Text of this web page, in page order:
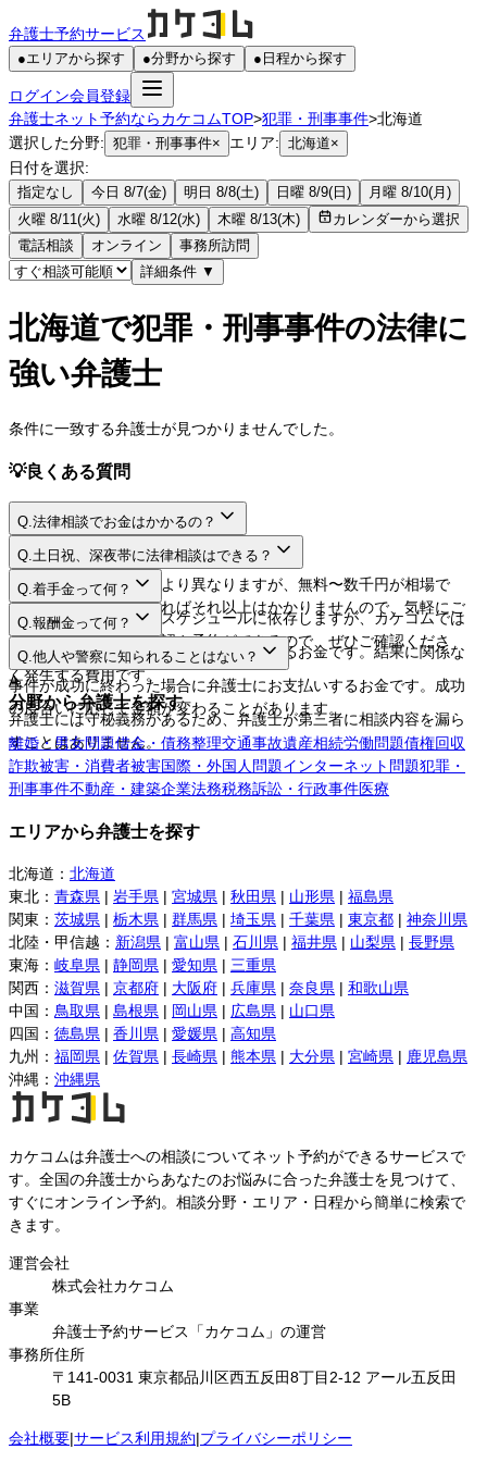
弁護士予約サービス
●エリアから探す ●分野から探す ● 日程から探す
ログイン会員登録
弁護士ネット予約ならカケコムTOP>犯罪・刑事事件>北海道
選択した分野: 犯罪・刑事事件× エリア: 北海道×
日付を選択:
指定なし 今日 8/7(金) 明日 8/8(土) 日曜 8/9(日)
月曜 8/10(月)
火曜 8/11(火)
水曜 8/12(水) 木曜 8/13(木)
カレンダーから選択
電話相談
オンライン
事務所訪問
詳細条件 ▼
北海道で犯罪・刑事事件の法律に
強い弁護士
条件に一致する弁護士が見つかりませんでした。
💡良くある質問
Q.法律相談でお金はかかるの？
A.
法律相談料は弁護士により異なりますが、無料〜数千円が相場で
す。相談するだけであればそれ以上はかかりませんので、気軽にご
利用してください。
Q.土日祝、深夜帯に法律相談はできる？
A.
日程や時間は弁護士のスケジュールに依存しますが、カケコムでは
ネットから空き枠の確認や予約ができるので、ぜひご確認くださ
い。
Q.着手金って何？
A.
弁護士に事件を依頼する際にお支払いするお金です。結果に関係な
く発生する費用です。
Q.報酬金って何？
A.
事件が成功に終わった場合に弁護士にお支払いするお金です。成功
の度合いに応じて金額が変わることがあります。
Q.他人や警察に知られることはない？
A.
弁護士には守秘義務があるため、弁護士が第三者に相談内容を漏ら
すことはありません。
分野から弁護士を探す
離婚・男女問題借金・債務整理交通事故遺産相続労働問題債権回収
詐欺被害・消費者被害国際・外国人問題インターネット問題犯罪・
刑事事件不動産・建築企業法務税務訴訟・行政事件医療
エリアから弁護士を探す
北海道 ： 北海道
東北 ： 青森県 | 岩手県 | 宮城県 | 秋田県 | 山形県 | 福島県
関東 ： 茨城県 | 栃木県 | 群馬県 | 埼玉県 | 千葉県 | 東京都 | 神奈川県
北陸・甲信越 ： 新潟県 | 富山県 | 石川県 | 福井県 | 山梨県 | 長野県
東海 ： 岐阜県 | 静岡県 | 愛知県 | 三重県
関西 ： 滋賀県 | 京都府 | 大阪府 | 兵庫県 | 奈良県 | 和歌山県
中国 ： 鳥取県 | 島根県 | 岡山県 | 広島県 | 山口県
四国 ： 徳島県 | 香川県 | 愛媛県 | 高知県
九州 ： 福岡県 | 佐賀県 | 長崎県 | 熊本県 | 大分県 | 宮崎県 | 鹿児島県
沖縄 ： 沖縄県
カケコムは弁護士への相談についてネット予約ができるサービスで
す。全国の弁護士からあなたのお悩みに合った弁護士を見つけて、
すぐにオンライン予約。相談分野・エリア・日程から簡単に検索で
きます。
運営会社
株式会社カケコム
事業
弁護士予約サービス「カケコム」の運営
事務所住所
〒141-0031 東京都品川区西五反田8丁目2-12 アール五反田
5B
会社概要|サービス利用規約|プライバシーポリシー